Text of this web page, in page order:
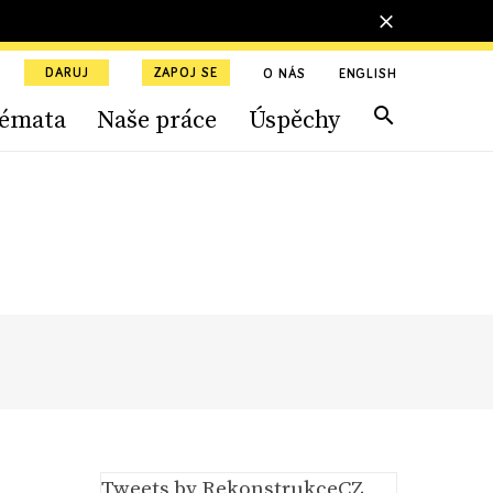
DARUJ ZAPOJ SE O NÁS ENGLISH
Naše práce Úspěchy